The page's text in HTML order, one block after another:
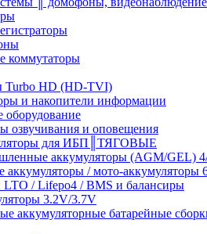
коммутаторы
Turbo HD (HD-TVI)
и накопители информации
оборудование
озвучивания и оповещения
для ИБП║ТЯГОВЫЕ
аккумуляторы (AGM/GEL)
аккумуляторы / мото-аккумуляторы
LTO / Lifepo4 / BMS и балансиры
3.2V/3.7V
аккумуляторные батарейные